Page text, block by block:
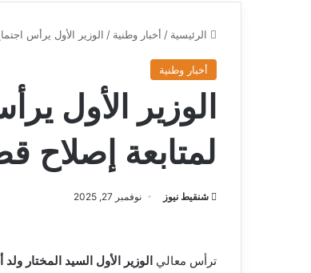
الرئيسية / أخبار وطنية / الوزير الأول يرأس
أخبار وطنية
الوزير الأول
لمتابعة إصلاح
شنقيط نيوز نوفمبر 27, 2025
ترأس معالي الوزير الأول السيد المختار ولد